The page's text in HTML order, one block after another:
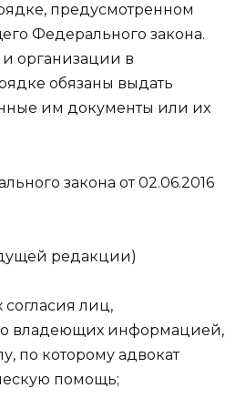
предусмотренном
Федерального закона.
организации в
обязаны выдать
им документы или их
закона от 02.06.2016
редакции)
лиц,
владеющих информацией,
по которому адвокат
помощь;